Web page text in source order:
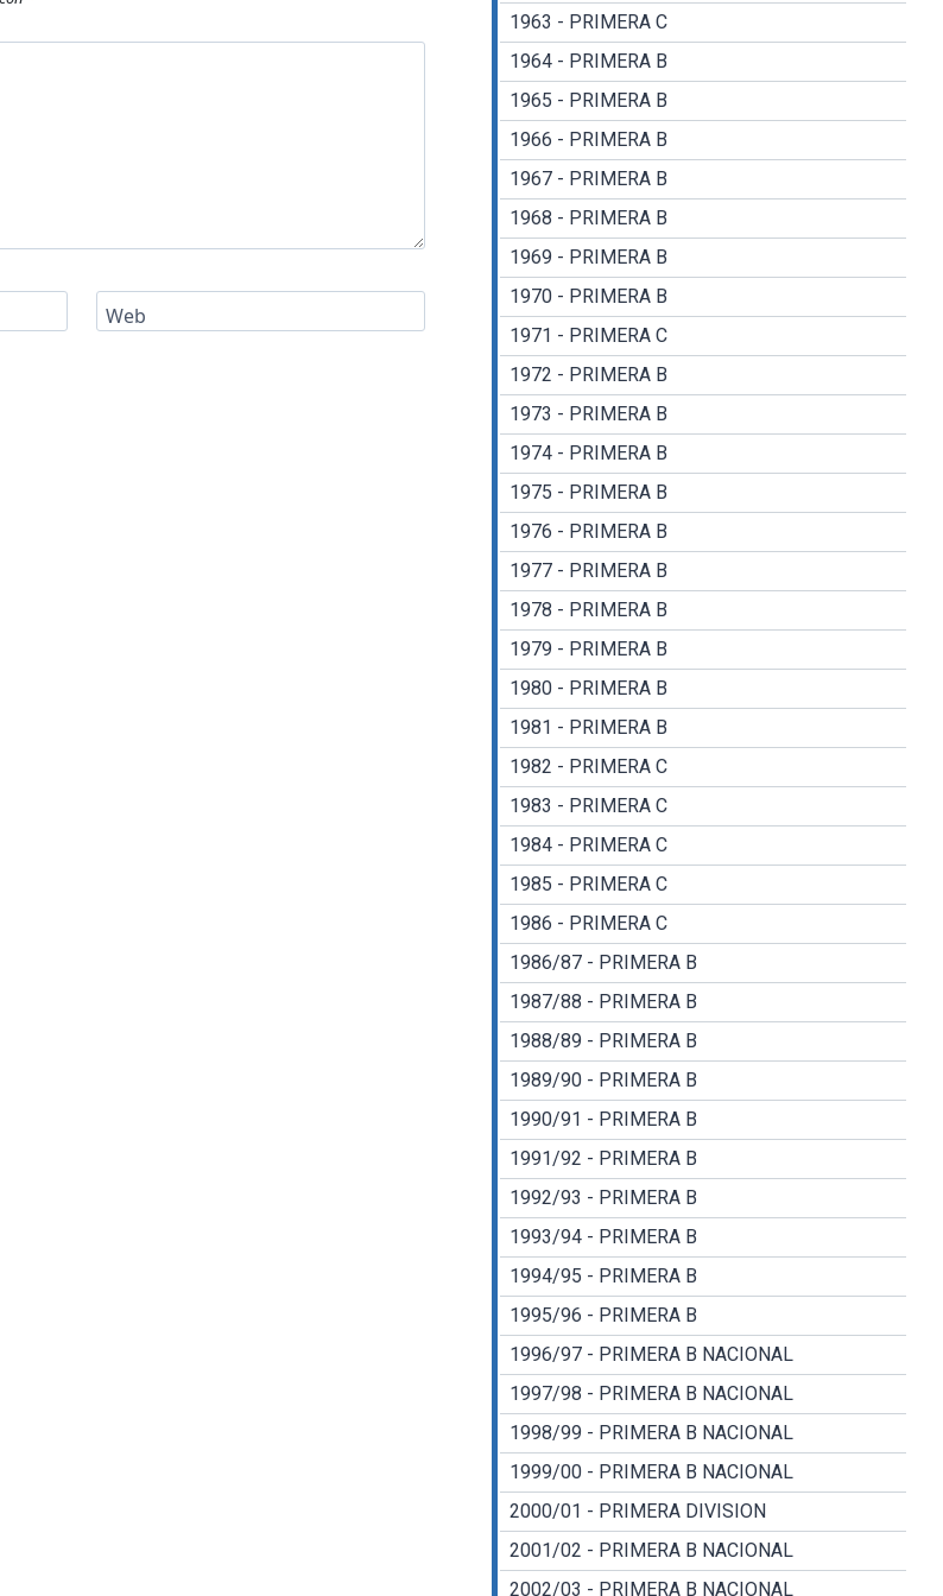
Web
1963 - PRIMERA C
1964 - PRIMERA B
1965 - PRIMERA B
1966 - PRIMERA B
1967 - PRIMERA B
1968 - PRIMERA B
1969 - PRIMERA B
1970 - PRIMERA B
1971 - PRIMERA C
1972 - PRIMERA B
1973 - PRIMERA B
1974 - PRIMERA B
1975 - PRIMERA B
1976 - PRIMERA B
1977 - PRIMERA B
1978 - PRIMERA B
1979 - PRIMERA B
1980 - PRIMERA B
1981 - PRIMERA B
1982 - PRIMERA C
1983 - PRIMERA C
1984 - PRIMERA C
1985 - PRIMERA C
1986 - PRIMERA C
1986/87 - PRIMERA B
1987/88 - PRIMERA B
1988/89 - PRIMERA B
1989/90 - PRIMERA B
1990/91 - PRIMERA B
1991/92 - PRIMERA B
1992/93 - PRIMERA B
1993/94 - PRIMERA B
1994/95 - PRIMERA B
1995/96 - PRIMERA B
1996/97 - PRIMERA B NACIONAL
1997/98 - PRIMERA B NACIONAL
1998/99 - PRIMERA B NACIONAL
1999/00 - PRIMERA B NACIONAL
2000/01 - PRIMERA DIVISION
2001/02 - PRIMERA B NACIONAL
2002/03 - PRIMERA B NACIONAL